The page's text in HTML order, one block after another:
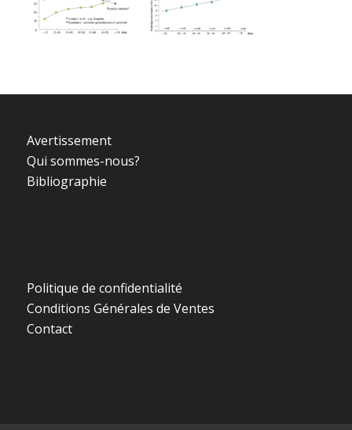
Avertissement
Qui sommes-nous?
Bibliographie
Politique de confidentialité
Conditions Générales de Ventes
Contact